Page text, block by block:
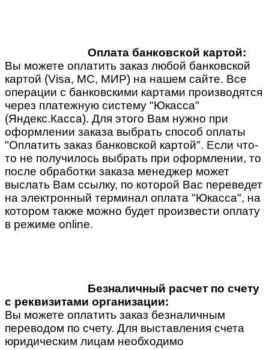
Оплата банковской картой:
Вы можете оплатить заказ любой банковской
картой (Visa, MC, МИР) на нашем сайте. Все
операции с банковскими картами производятся
через платежную систему "Юкасса"
(Яндекс.Касса). Для этого Вам нужно при
оформлении заказа выбрать способ оплаты
"Оплатить заказ банковской картой". Если что-
то не получилось выбрать при оформлении, то
после обработки заказа менеджер может
выслать Вам ссылку, по которой Вас переведет
на электронный терминал оплата "Юкасса", на
котором также можно будет произвести оплату
в режиме online.
Безналичный расчет по счету
с реквизитами организации:
Вы можете оплатить заказ безналичным
переводом по счету. Для выставления счета
юридическим лицам необходимо